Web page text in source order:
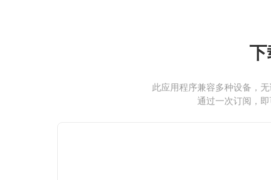
此应用程序兼容多种设备，
通过一次订阅，